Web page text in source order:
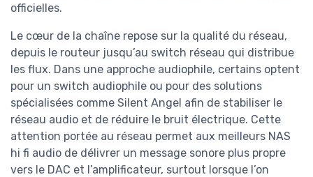
officielles.
Le cœur de la chaîne repose sur la qualité du réseau,
depuis le routeur jusqu’au switch réseau qui distribue
les flux. Dans une approche audiophile, certains optent
pour un switch audiophile ou pour des solutions
spécialisées comme Silent Angel afin de stabiliser le
réseau audio et de réduire le bruit électrique. Cette
attention portée au réseau permet aux meilleurs NAS
hi fi audio de délivrer un message sonore plus propre
vers le DAC et l’amplificateur, surtout lorsque l’on